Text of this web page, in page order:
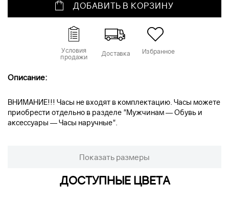
ДОБАВИТЬ В КОРЗИНУ
Условия
продажи Доставка Избранное
Описание:
ВНИМАНИЕ!!! Часы не входят в комплектацию. Часы можете
приобрести отдельно в разделе "Мужчинам — Обувь и
аксессуары — Часы наручные".
Показать размеры
ДОСТУПНЫЕ ЦВЕТА